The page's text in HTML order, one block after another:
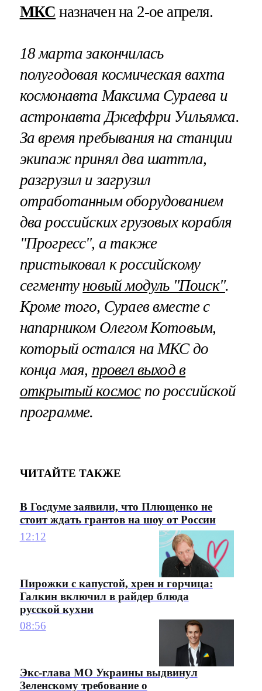
МКС назначен на 2-ое апреля.
18 марта закончилась
полугодовая космическая вахта
космонавта Максима Сураева и
астронавта Джеффри Уильямса.
За время пребывания на станции
экипаж принял два шаттла,
разгрузил и загрузил
отработанным оборудованием
два российских грузовых корабля
"Прогресс", а также
пристыковал к российскому
сегменту новый модуль "Поиск".
Кроме того, Сураев вместе с
напарником Олегом Котовым,
который остался на МКС до
конца мая, провел выход в
открытый космоспо российской
программе.
ЧИТАЙТЕ ТАКЖЕ
В Госдуме заявили, что Плющенко не
стоит ждать грантов на шоу от России
12:12
Пирожки с капустой, хрен и горчица:
Галкин включил в райдер блюда
русской кухни
08:56
Экс-глава МО Украины выдвинул
Зеленскому требование о